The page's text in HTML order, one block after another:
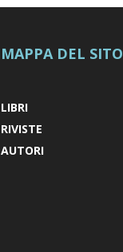
MAPPA DEL SITO
LIBRI
RIVISTE
AUTORI